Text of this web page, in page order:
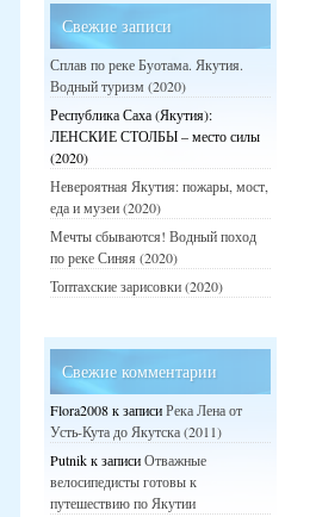
Свежие записи
Сплав по реке Буотама. Якутия.
Водный туризм (2020)
Республика Саха (Якутия):
ЛЕНСКИЕ СТОЛБЫ – место силы
(2020)
Невероятная Якутия: пожары, мост,
еда и музеи (2020)
Мечты сбываются! Водный поход
по реке Синяя (2020)
Топтахские зарисовки (2020)
Свежие комментарии
Flora2008к записиРека Лена от
Усть-Кута до Якутска (2011)
Putnikк записиОтважные
велосипедисты готовы к
путешествию по Якутии